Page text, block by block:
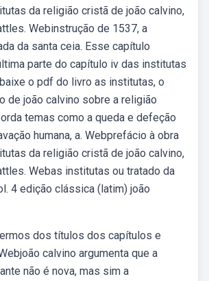
da religião cristã de joão calvino,
Webinstrução de 1537, a
da santa ceia. Esse capítulo
parte do capítulo iv das institutas
o pdf do livro as institutas, o
de joão calvino sobre a religião
temas como a queda e defeção
humana, a. Webprefácio à obra
da religião cristã de joão calvino,
Webas institutas ou tratado da
4 edição clássica (latim) joão
dos títulos dos capítulos e
calvino argumenta que a
não é nova, mas sim a